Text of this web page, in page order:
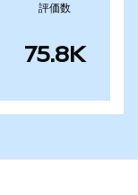
評価数
75.8K